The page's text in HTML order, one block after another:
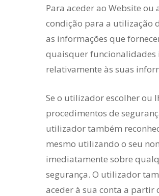
Para aceder ao Website
condição para a utilização
as informações que
quaisquer funcionalidades
relativamente às suas
Se o utilizador escolher ou
procedimentos de
utilizador também
mesmo utilizando o seu
imediatamente sobre
segurança. O utilizador
aceder à sua conta a